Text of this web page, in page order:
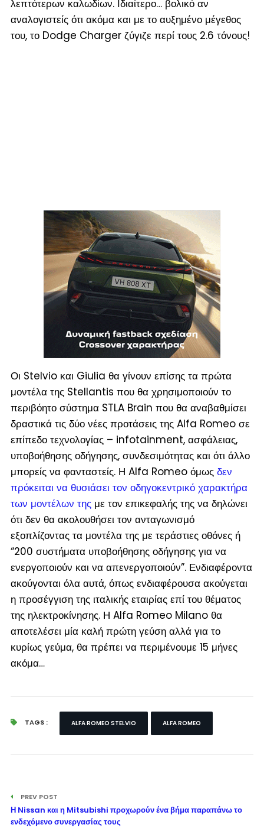
λεπτότερων καλωδίων. Ιδιαίτερο… βολικό αν
αναλογιστείς ότι ακόμα και με το αυξημένο μέγεθος
του, το Dodge Charger ζύγιζε περί τους 2.6 τόνους!
Οι Stelvio και Giulia θα γίνουν επίσης τα πρώτα
μοντέλα της Stellantis που θα χρησιμοποιούν το
περιβόητο σύστημα STLA Brain που θα αναβαθμίσει
δραστικά τις δύο νέες προτάσεις της Alfa Romeo σε
επίπεδο τεχνολογίας – infotainment, ασφάλειας,
υποβοήθησης οδήγησης, συνδεσιμότητας και ότι άλλο
μπορείς να φανταστείς. Η Alfa Romeo όμως δεν
πρόκειται να θυσιάσει τον οδηγοκεντρικό χαρακτήρα
των μοντέλων τηςμε τον επικεφαλής της να δηλώνει
ότι δεν θα ακολουθήσει τον ανταγωνισμό
εξοπλίζοντας τα μοντέλα της με τεράστιες οθόνες ή
“200 συστήματα υποβοήθησης οδήγησης για να
ενεργοποιούν και να απενεργοποιούν”. Ενδιαφέροντα
ακούγονται όλα αυτά, όπως ενδιαφέρουσα ακούγεται
η προσέγγιση της ιταλικής εταιρίας επί του θέματος
της ηλεκτροκίνησης. Η Alfa Romeo Milano θα
αποτελέσει μία καλή πρώτη γεύση αλλά για το
κυρίως γεύμα, θα πρέπει να περιμένουμε 15 μήνες
ακόμα…
TAGS : ALFA ROMEO STELVIO ALFA ROMEO
PREV POST
Η Nissan και η Mitsubishi προχωρούν ένα βήμα παραπάνω το
ενδεχόμενο συνεργασίας τους